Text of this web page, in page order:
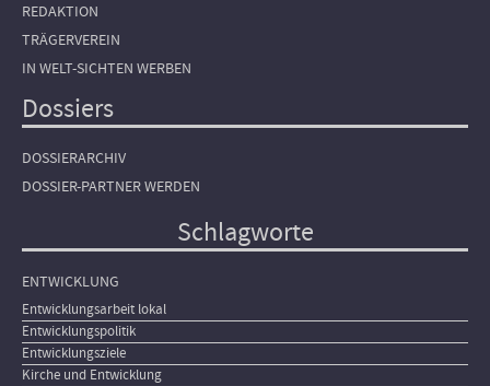
REDAKTION
TRÄGERVEREIN
IN WELT-SICHTEN WERBEN
Dossiers
DOSSIERARCHIV
DOSSIER-PARTNER WERDEN
Schlagworte
ENTWICKLUNG
Entwicklungsarbeit lokal
Entwicklungspolitik
Entwicklungsziele
Kirche und Entwicklung